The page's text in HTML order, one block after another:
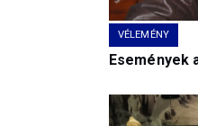
VÉLEMÉNY
Események